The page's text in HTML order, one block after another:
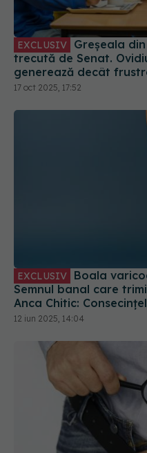
EXCLUSIV
trecută de Senat.
generează decât
17 oct 2025, 17:52
EXCLUSIV
Semnul banal care
Anca Chitic:
12 iun 2025, 14:04